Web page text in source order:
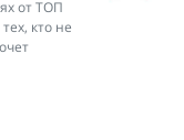
от ТОП
кто не